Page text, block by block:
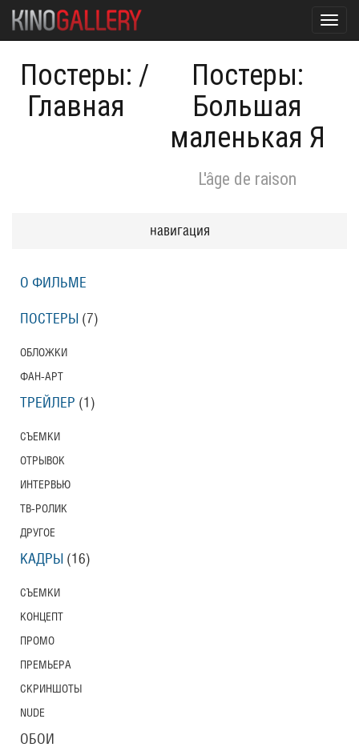
Постеры:
Главная
/
Постеры:
Большая
маленькая Я
L'âge de raison
навигация
О ФИЛЬМЕ
ПОСТЕРЫ (7)
ОБЛОЖКИ
ФАН-АРТ
ТРЕЙЛЕР (1)
СЪЕМКИ
ОТРЫВОК
ИНТЕРВЬЮ
ТВ-РОЛИК
ДРУГОЕ
КАДРЫ (16)
СЪЕМКИ
КОНЦЕПТ
ПРОМО
ПРЕМЬЕРА
СКРИНШОТЫ
NUDE
ОБОИ